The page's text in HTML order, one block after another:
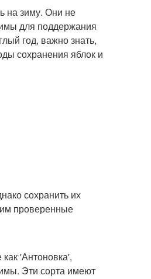
на зиму. Они не
для поддержания
год, важно знать,
сохранения яблок и
сохранить их
проверенные
'Антоновка',
Эти сорта имеют